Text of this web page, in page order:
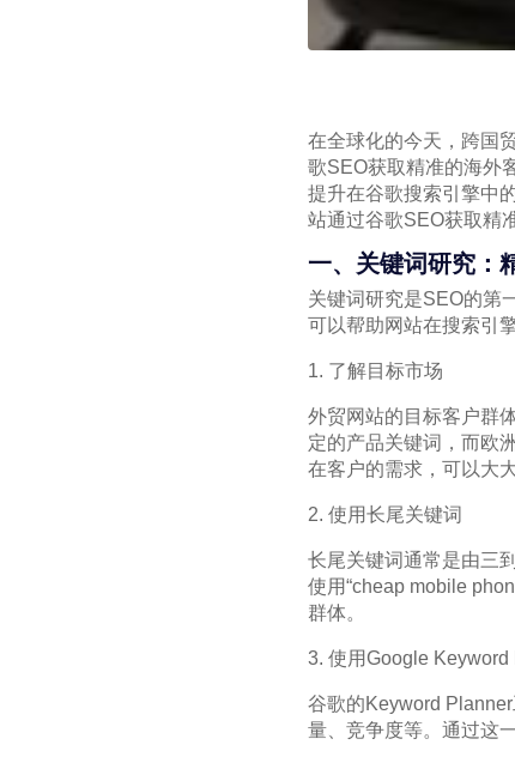
在全球化的今天，跨国
歌SEO获取精准的海外
提升在谷歌搜索引擎中
站通过谷歌SEO获取精
一、关键词研究：
关键词研究是SEO的第
可以帮助网站在搜索引
1. 了解目标市场
外贸网站的目标客户群
定的产品关键词，而欧
在客户的需求，可以大
2. 使用长尾关键词
长尾关键词通常是由三
使用“cheap mobile
群体。
3. 使用Google Keyword
谷歌的Keyword
量、竞争度等。通过这